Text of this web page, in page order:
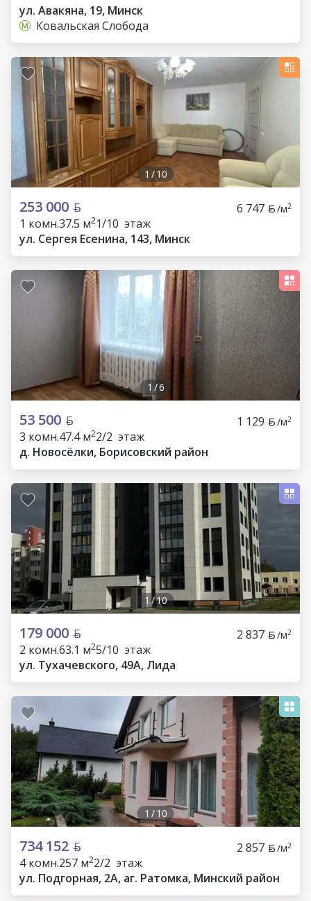
ул. Авакяна, 19, Минск
Ковальская Слобода
1 /10
253 000 6 747 /м2
1 комн.37.5 м21/10 этаж
ул. Сергея Есенина, 143, Минск
1 /6
53 500 1 129 /м2
3 комн.47.4 м22/2 этаж
д. Новосёлки, Борисовский район
1 /10
179 000 2 837 /м2
2 комн.63.1 м25/10 этаж
ул. Тухачевского, 49А, Лида
1 /10
734 152 2 857 /м2
4 комн.257 м22/2 этаж
ул. Подгорная, 2А, аг. Ратомка, Минский район